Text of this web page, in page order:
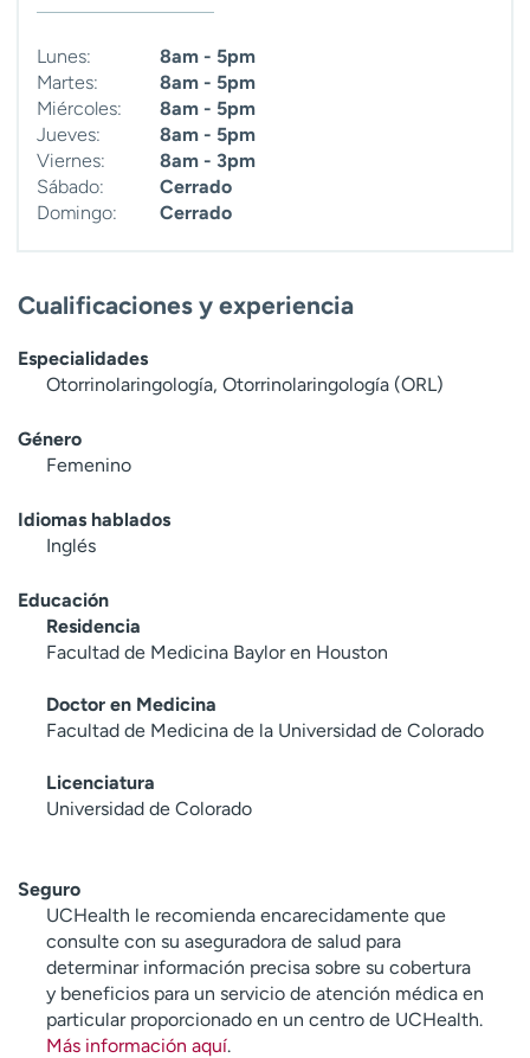
Lunes:
8am - 5pm
Martes:
8am - 5pm
Miércoles:
8am - 5pm
Jueves:
8am - 5pm
Viernes:
8am - 3pm
Sábado:
Cerrado
Domingo:
Cerrado
Cualificaciones y experiencia
Especialidades
Otorrinolaringología, Otorrinolaringología (ORL)
Género
Femenino
Idiomas hablados
Inglés
Educación
Residencia
Facultad de Medicina Baylor en Houston
Doctor en Medicina
Facultad de Medicina de la Universidad de Colorado
Licenciatura
Universidad de Colorado
Seguro
UCHealth le recomienda encarecidamente que
consulte con su aseguradora de salud para
determinar información precisa sobre su cobertura
y beneficios para un servicio de atención médica en
particular proporcionado en un centro de UCHealth.
Más información aquí.